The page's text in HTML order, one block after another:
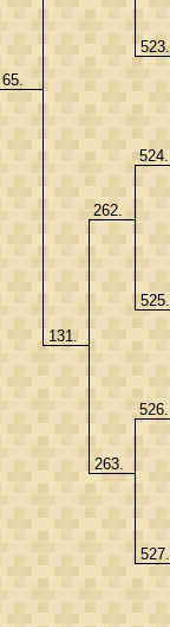
65.
131.
262.
263.